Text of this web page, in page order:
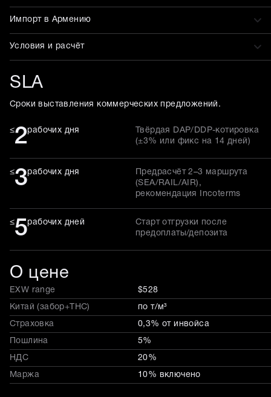
Импорт в Армению
Условия и расчёт
SLA
Сроки выставления коммерческих предложений.
≤2рабочих дня
Твёрдая DAP/DDP-котировка
(±3% или фикс на 14 дней)
≤3рабочих дня
Предрасчёт 2–3 маршрута
(SEA/RAIL/AIR),
рекомендация Incoterms
≤5рабочих дней
Старт отгрузки после
предоплаты/депозита
О цене
EXW range $528
Китай (забор+THC) по т/м³
Страховка 0,3% от инвойса
Пошлина 5%
НДС 20%
Маржа 10% включено